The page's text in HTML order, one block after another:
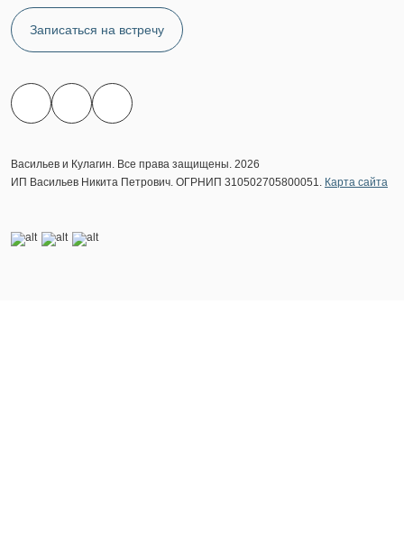
Записаться на встречу
Васильев и Кулагин. Все права защищены. 2026
ИП Васильев Никита Петрович. ОГРНИП 310502705800051. Карта сайта